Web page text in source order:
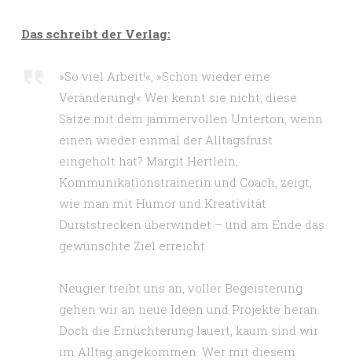
Das schreibt der Verlag:
»So viel Arbeit!«, »Schon wieder eine
Veränderung!« Wer kennt sie nicht, diese
Sätze mit dem jammervollen Unterton, wenn
einen wieder einmal der Alltagsfrust
eingeholt hat? Margit Hertlein,
Kommunikationstrainerin und Coach, zeigt,
wie man mit Humor und Kreativität
Durststrecken überwindet – und am Ende das
gewünschte Ziel erreicht.
Neugier treibt uns an, voller Begeisterung
gehen wir an neue Ideen und Projekte heran.
Doch die Ernüchterung lauert, kaum sind wir
im Alltag angekommen. Wer mit diesem